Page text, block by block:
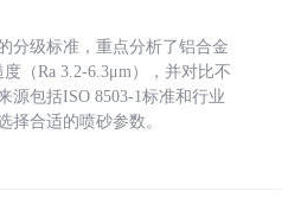
分级标准，重点分析了铝合金
（Ra 3.2-6.3μm），并对比不
源包括ISO 8503-1标准和行业
择合适的喷砂参数。